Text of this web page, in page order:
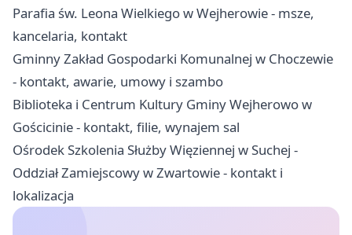
Parafia św. Leona Wielkiego w Wejherowie - msze,
kancelaria, kontakt
Gminny Zakład Gospodarki Komunalnej w Choczewie
- kontakt, awarie, umowy i szambo
Biblioteka i Centrum Kultury Gminy Wejherowo w
Gościcinie - kontakt, filie, wynajem sal
Ośrodek Szkolenia Służby Więziennej w Suchej -
Oddział Zamiejscowy w Zwartowie - kontakt i
lokalizacja